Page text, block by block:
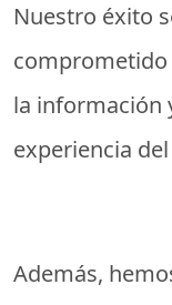
Nuestro éxito
comprometido
la información
experiencia
Además,